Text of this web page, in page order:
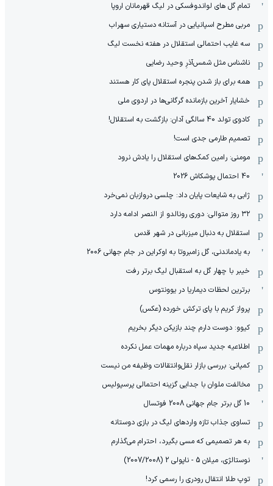
تمام گل های لواندوفسکی در لیگ قهرمانان اروپا
مربی مطرح اسپانیایی در آستانه دستیاری سهراب
سه غایب احتمالی استقلال در هفته نخست لیگ
ناشناس مثل شمس‌آذرِ وحید رضایی
همه برای باز شدن پنجره استقلال پای کار هستند
خشایار آخرین بازمانده گرگانی‌ها در اردوی ملی
کادوی تولد 40 سالگی آدان: بازگشت به استقلال!
تصمیم طارمی جدی است!
مومنی: رامین کمک‌های استقلال را یادش نرود
40 احتمال پوشکاش 2026
ژابی به شایعات پایان داد: چلسی دروازبان نمی‌خرد
۳۲ روز متوالی: دوری رونالدو از النصر ادامه دارد
استقلال به دنبال میزبانی در شهر قدس
به یادماندنی، گل زامبروتا به اوکراین در جام جهانی 2006
خیبر با چهار گل به استقبال لیگ برتر رفت
برترین لحظات دیماریا در یوونتوس
پرواز کریم با پای ترکش خورده (عکس)
کیوو: دوست دارم چند بازیکن دیگر بخریم
اطلاعیه جدید سپاه درباره مهمات عمل نکرده
کمپانی: بررسی بازار نقل‌وانتقالات وظیفه من نیست
مخالفت ملوان با جدایی گزینه احتمالی پرسپولیس
10 گل برتر جام جهانی 2008 فوتسال
تساوی جذاب تازه واردهای لیگ در بازی دوستانه
به هر تصمیمی که مسی بگیرد، احترام می‌گذارم
نوستالژی، میلان 5 - ناپولی 2 (2007/2008)
توپ طلا انتقال رودری را رسمی کرد!